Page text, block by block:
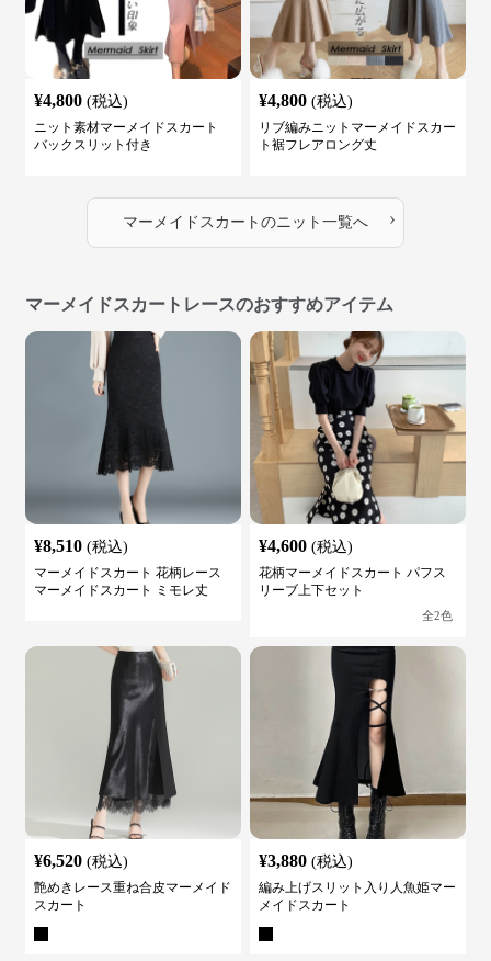
¥4,800 (税込)
ニット素材マーメイドスカート
バックスリット付き
¥4,800 (税込)
リブ編みニットマーメイドスカー
ト裾フレアロング丈
マーメイドスカート のニット 一覧へ ›
マーメイドスカートレースのおすすめアイテム
¥8,510 (税込)
マーメイドスカート 花柄レース
マーメイドスカート ミモレ丈
¥4,600 (税込)
花柄マーメイドスカート パフス
リーブ上下セット
全2色
¥6,520 (税込)
艶めきレース重ね合皮マーメイド
スカート
¥3,880 (税込)
編み上げスリット入り人魚姫マー
メイドスカート